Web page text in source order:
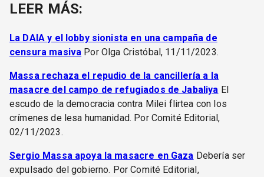
LEER MÁS:
La DAIA y el lobby sionista en una campaña de
censura masiva Por Olga Cristóbal, 11/11/2023.
Massa rechaza el repudio de la cancillería a la
masacre del campo de refugiados de Jabaliya El
escudo de la democracia contra Milei flirtea con los
crímenes de lesa humanidad. Por Comité Editorial,
02/11/2023.
Sergio Massa apoya la masacre en Gaza Debería ser
expulsado del gobierno. Por Comité Editorial,